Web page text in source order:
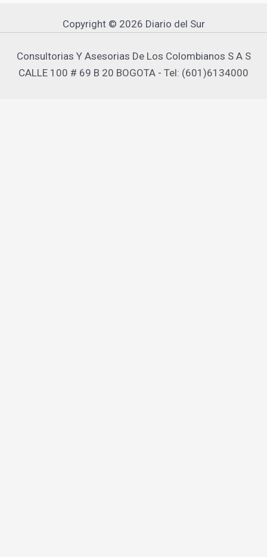
Copyright © 2026 Diario del Sur
Consultorias Y Asesorias De Los Colombianos S A S
CALLE 100 # 69 B 20 BOGOTA - Tel: (601)6134000